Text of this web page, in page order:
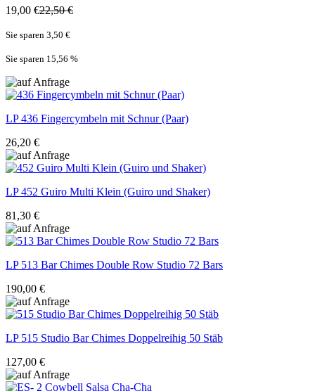
19,00 €22,50 €
Sie sparen 3,50 €
Sie sparen 15,56 %
LP436 Fingercymbeln mit Schnur (Paar)
26,20 €
LP452 Guiro Multi Klein (Guiro und Shaker)
81,30 €
LP513 Bar Chimes Double Row Studio 72 Bars
190,00 €
LP515 Studio Bar Chimes Doppelreihig 50 Stäb
127,00 €